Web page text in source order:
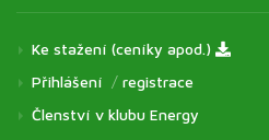
Ke stažení (ceníky apod.)
Přihlášení / registrace
Členství v klubu Energy